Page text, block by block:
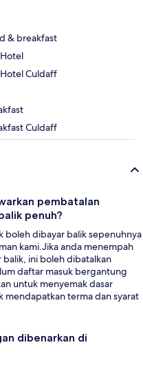
& breakfast
Culdaff
Culdaff
pembatalan
penuh?
boleh dibayar balik sepenuhnya
kami.Jika anda menempah
ini boleh dibatalkan
daftar masuk bergantung
untuk menyemak dasar
mendapatkan terma dan syarat
dibenarkan di